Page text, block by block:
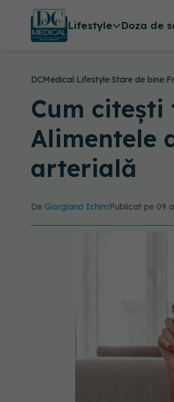
Lifestyle Doza de
DCMedical›Lifestyle›Stare de bine›
Cum citești
Alimentele
arterială
De Giorgiana Ichim Publicat pe 09